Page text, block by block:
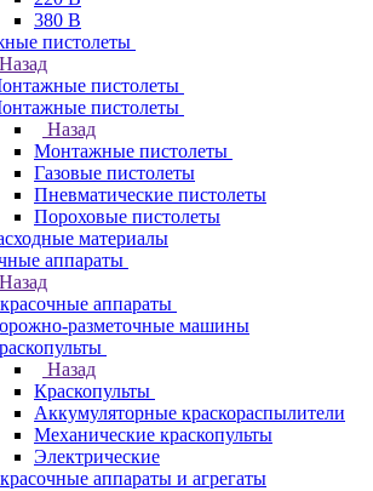
380 В
пистолеты
Назад
пистолеты
пистолеты
Назад
Монтажные пистолеты
Газовые пистолеты
Пневматические пистолеты
Пороховые пистолеты
материалы
аппараты
Назад
аппараты
разметочные машины
Назад
Краскопульты
Аккумуляторные краскораспылители
Механические краскопульты
Электрические
аппараты и агрегаты